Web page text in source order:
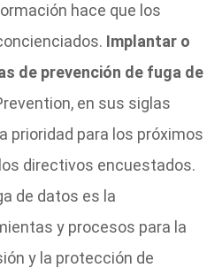
hace que los
Implantar o
de prevención de fuga de
en sus siglas
prioridad para los próximos
directivos encuestados.
de datos es la
y procesos para la
y la protección de